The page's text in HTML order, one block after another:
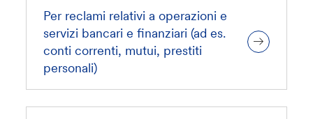
Per reclami relativi a operazioni e
servizi bancari e finanziari (ad es.
conti correnti, mutui, prestiti
personali)